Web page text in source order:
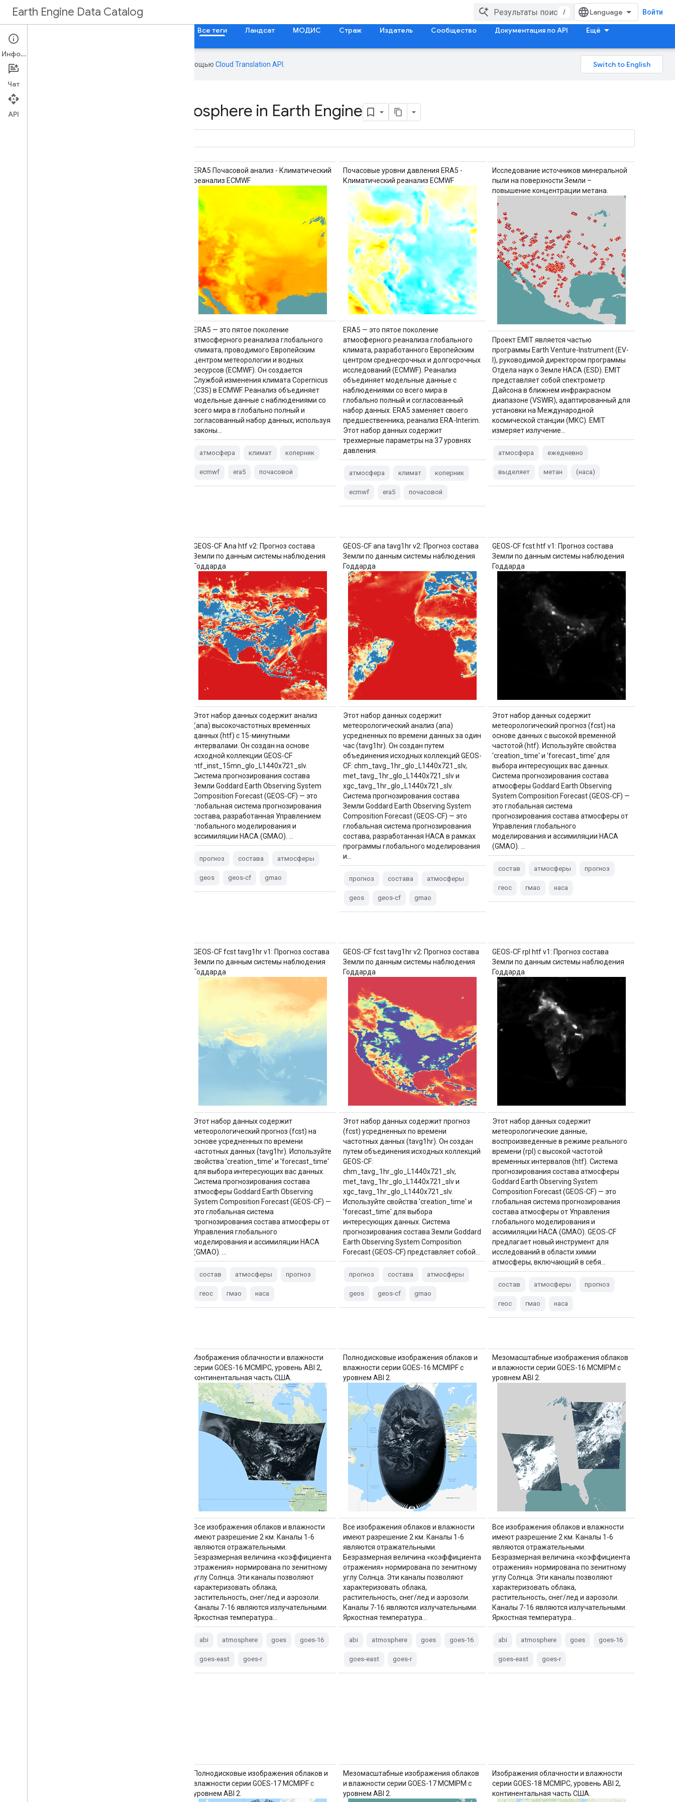
Earth Engine Data Catalog / Войти
Все теги Ландсат МОДИС Страж Издатель Сообщество Документация по API Ещё
Эта страница переведена с помощью Cloud Translation API
Datasets tagged atmosphere in Earth Engine
ERA5 Почасовой анализ - Климатический
реанализ ECMWF
ERA5 — это пятое поколение
атмосферного реанализа глобального
климата, проводимого Европейским
центром метеорологии и водных
ресурсов (ECMWF). Он создается
Службой изменения климата Copernicus
(C3S) в ECMWF. Реанализ объединяет
модельные данные с наблюдениями со
всего мира в глобально полный и
согласованный набор данных, используя
законы…
атмосфера климат коперник
ecmwf era5 почасовой
Почасовые уровни давления ERA5 -
Климатический реанализ ECMWF
ERA5 — это пятое поколение
атмосферного реанализа глобального
климата, разработанного Европейским
центром среднесрочных и долгосрочных
исследований (ECMWF). Реанализ
объединяет модельные данные с
наблюдениями со всего мира в
глобально полный и согласованный
набор данных. ERA5 заменяет своего
предшественника, реанализ ERA-Interim.
Этот набор данных содержит
трехмерные параметры на 37 уровнях
давления.
атмосфера климат коперник
ecmwf era5 почасовой
Исследование источников минеральной
пыли на поверхности Земли –
повышение концентрации метана.
Проект EMIT является частью
программы Earth Venture-Instrument (EV-
I), руководимой директором программы
Отдела наук о Земле НАСА (ESD). EMIT
представляет собой спектрометр
Дайсона в ближнем инфракрасном
диапазоне (VSWIR), адаптированный для
установки на Международной
космической станции (МКС). EMIT
измеряет излучение…
атмосфера ежедневно
выделяет метан (наса)
GEOS-CF Ana htf v2: Прогноз состава
Земли по данным системы наблюдения
Годдарда
Этот набор данных содержит анализ
(ana) высокочастотных временных
данных (htf) с 15-минутными
интервалами. Он создан на основе
исходной коллекции GEOS-CF
htf_inst_15mn_glo_L1440x721_slv.
Система прогнозирования состава
Земли Goddard Earth Observing System
Composition Forecast (GEOS-CF) — это
глобальная система прогнозирования
состава, разработанная Управлением
глобального моделирования и
ассимиляции НАСА (GMAO). …
прогноз состава атмосферы
geos geos-cf gmao
GEOS-CF ana tavg1hr v2: Прогноз состава
Земли по данным системы наблюдения
Годдарда
Этот набор данных содержит
метеорологический анализ (ana)
усредненных по времени данных за один
час (tavg1hr). Он создан путем
объединения исходных коллекций GEOS-
CF: chm_tavg_1hr_glo_L1440x721_slv,
met_tavg_1hr_glo_L1440x721_slv и
xgc_tavg_1hr_glo_L1440x721_slv.
Система прогнозирования состава
Земли Goddard Earth Observing System
Composition Forecast (GEOS-CF) — это
глобальная система прогнозирования
состава, разработанная НАСА в рамках
программы глобального моделирования
и…
прогноз состава атмосферы
geos geos-cf gmao
GEOS-CF fcst htf v1: Прогноз состава
Земли по данным системы наблюдения
Годдарда
Этот набор данных содержит
метеорологический прогноз (fcst) на
основе данных с высокой временной
частотой (htf). Используйте свойства
'creation_time' и 'forecast_time' для
выбора интересующих вас данных.
Система прогнозирования состава
атмосферы Goddard Earth Observing
System Composition Forecast (GEOS-CF) —
это глобальная система
прогнозирования состава атмосферы от
Управления глобального
моделирования и ассимиляции НАСА
(GMAO). …
состав атмосферы прогноз
геос гмао наса
GEOS-CF fcst tavg1hr v1: Прогноз состава
Земли по данным системы наблюдения
Годдарда
Этот набор данных содержит
метеорологический прогноз (fcst) на
основе усредненных по времени
частотных данных (tavg1hr). Используйте
свойства 'creation_time' и 'forecast_time'
для выбора интересующих вас данных.
Система прогнозирования состава
атмосферы Goddard Earth Observing
System Composition Forecast (GEOS-CF) —
это глобальная система
прогнозирования состава атмосферы от
Управления глобального
моделирования и ассимиляции НАСА
(GMAO). …
состав атмосферы прогноз
геос гмао наса
GEOS-CF fcst tavg1hr v2: Прогноз состава
Земли по данным системы наблюдения
Годдарда
Этот набор данных содержит прогноз
(fcst) усредненных по времени
частотных данных (tavg1hr). Он создан
путем объединения исходных коллекций
GEOS-CF:
chm_tavg_1hr_glo_L1440x721_slv,
met_tavg_1hr_glo_L1440x721_slv и
xgc_tavg_1hr_glo_L1440x721_slv.
Используйте свойства 'creation_time' и
'forecast_time' для выбора
интересующих данных. Система
прогнозирования состава Земли Goddard
Earth Observing System Composition
Forecast (GEOS-CF) представляет собой…
прогноз состава атмосферы
geos geos-cf gmao
GEOS-CF rpl htf v1: Прогноз состава
Земли по данным системы наблюдения
Годдарда
Этот набор данных содержит
метеорологические данные,
воспроизведенные в режиме реального
времени (rpl) с высокой частотой
временных интервалов (htf). Система
прогнозирования состава атмосферы
Goddard Earth Observing System
Composition Forecast (GEOS-CF) — это
глобальная система прогнозирования
состава атмосферы от Управления
глобального моделирования и
ассимиляции НАСА (GMAO). GEOS-CF
предлагает новый инструмент для
исследований в области химии
атмосферы, включающий в себя…
состав атмосферы прогноз
геос гмао наса
Изображения облачности и влажности
серии GOES-16 MCMIPC, уровень ABI 2,
континентальная часть США.
Все изображения облаков и влажности
имеют разрешение 2 км. Каналы 1-6
являются отражательными.
Безразмерная величина «коэффициента
отражения» нормирована по зенитному
углу Солнца. Эти каналы позволяют
характеризовать облака,
растительность, снег/лед и аэрозоли.
Каналы 7-16 являются излучательными.
Яркостная температура…
abi atmosphere goes goes-16
goes-east goes-r
Полнодисковые изображения облаков и
влажности серии GOES-16 MCMIPF с
уровнем ABI 2.
Все изображения облаков и влажности
имеют разрешение 2 км. Каналы 1-6
являются отражательными.
Безразмерная величина «коэффициента
отражения» нормирована по зенитному
углу Солнца. Эти каналы позволяют
характеризовать облака,
растительность, снег/лед и аэрозоли.
Каналы 7-16 являются излучательными.
Яркостная температура…
abi atmosphere goes goes-16
goes-east goes-r
Мезомасштабные изображения облаков
и влажности серии GOES-16 MCMIPM с
уровнем ABI 2.
Все изображения облаков и влажности
имеют разрешение 2 км. Каналы 1-6
являются отражательными.
Безразмерная величина «коэффициента
отражения» нормирована по зенитному
углу Солнца. Эти каналы позволяют
характеризовать облака,
растительность, снег/лед и аэрозоли.
Каналы 7-16 являются излучательными.
Яркостная температура…
abi atmosphere goes goes-16
goes-east goes-r
Полнодисковые изображения облаков и
влажности серии GOES-17 MCMIPF с
уровнем ABI 2.
Мезомасштабные изображения облаков
и влажности серии GOES-17 MCMIPM с
уровнем ABI 2.
Изображения облачности и влажности
серии GOES-18 MCMIPC, уровень ABI 2,
континентальная часть США.
Информация
Чат
API